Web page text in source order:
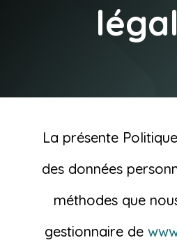
La présente
des données
méthodes que
gestionnaire de